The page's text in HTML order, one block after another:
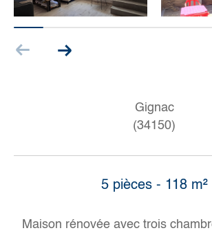
Gignac
(34150)
5 pièces - 118 m²
Maison rénovée avec trois